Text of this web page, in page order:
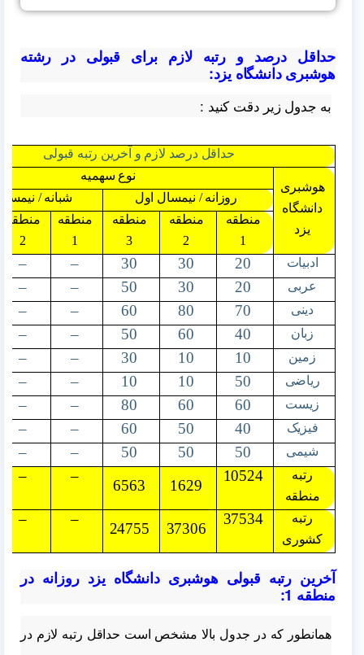
حداقل درصد و رتبه لازم برای قبولی در رشته
هوشبری دانشگاه یزد:
به جدول زیر دقت کنید :
حداقل درصد لازم و آخرین رتبه قبولی
هوشبری
دانشگاه
یزد
نوع سهمیه
روزانه / نیمسال اول
شبانه /
منطقه
1
منطقه
2
منطقه
3
منطقه
1
منطقه
2
ادبیات
20
30
30
–
–
عربی 20
30
50
–
–
دینی 70
80
60
–
–
زبان 40
60
50
–
–
زمین 10
10
30
–
–
ریاضی 50
10
10
–
–
زیست 60
60
80
–
–
فیزیک 40
50
60
–
–
شیمی 50
50
50
–
–
رتبه
منطقه
10524
1629
6563
–
–
رتبه
کشوری
37534
37306
24755
–
–
آخرین رتبه قبولی هوشبری دانشگاه یزد روزانه در
منطقه 1:
همانطور که در جدول بالا مشخص است حداقل رتبه لازم در